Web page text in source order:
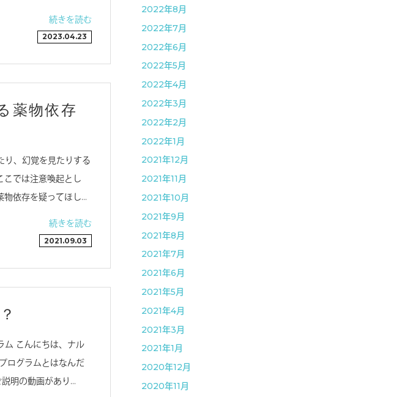
続きを読む
2023.04.23
薬物依存
り、幻覚を見たりする
こでは注意喚起とし
物依存を疑ってほし…
続きを読む
2021.09.03
ム こんにちは、ナル
ログラムとはなんだ
明の動画があり…
2022年8月
2022年7月
2022年6月
2022年5月
2022年4月
2022年3月
2022年2月
2022年1月
2021年12月
2021年11月
2021年10月
2021年9月
2021年8月
2021年7月
2021年6月
2021年5月
2021年4月
2021年3月
2021年1月
2020年12月
2020年11月